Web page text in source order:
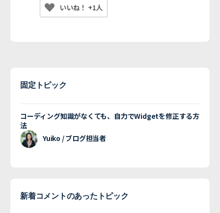
いいね！ +1人
固定トピック
コーディング知識がなくても、自力でWidgetを修正する方
法
Yuiko / ブログ担当者
新着コメントのあったトピック